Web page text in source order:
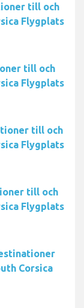
till och
Flygplats
till och
Flygplats
till och
Flygplats
till och
Flygplats
Corsica